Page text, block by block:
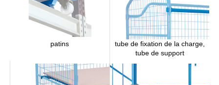
patins
tube de fixation de la charge,
tube de support